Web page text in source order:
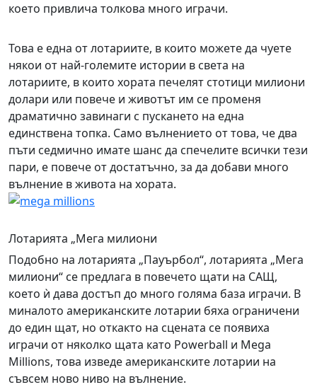
което привлича толкова много играчи.
Това е една от лотариите, в които можете да чуете
някои от най-големите истории в света на
лотариите, в които хората печелят стотици милиони
долари или повече и животът им се променя
драматично завинаги с пускането на една
единствена топка. Само вълнението от това, че два
пъти седмично имате шанс да спечелите всички тези
пари, е повече от достатъчно, за да добави много
вълнение в живота на хората.
Лотарията „Мега милиони
Подобно на лотарията „Пауърбол“, лотарията „Мега
милиони“ се предлага в повечето щати на САЩ,
което ѝ дава достъп до много голяма база играчи. В
миналото американските лотарии бяха ограничени
до един щат, но откакто на сцената се появиха
играчи от няколко щата като Powerball и Mega
Millions, това изведе американските лотарии на
съвсем ново ниво на вълнение.